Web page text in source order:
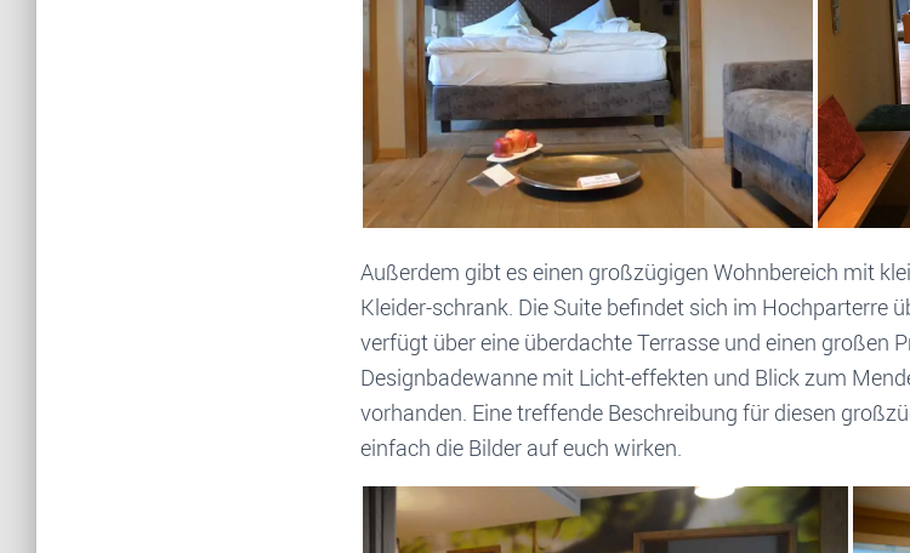
Außerdem gibt es einen großzügigen Wohnbereich mit
Kleider-schrank. Die Suite befindet sich im Hochparterre
verfügt über eine überdachte Terrasse und einen großen
Designbadewanne mit Licht-effekten und Blick zum
vorhanden. Eine treffende Beschreibung für diesen
einfach die Bilder auf euch wirken.